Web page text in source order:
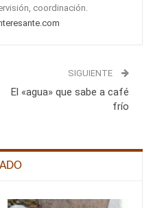
coordinación.
SIGUIENTE
El «agua» que sabe a café
frío